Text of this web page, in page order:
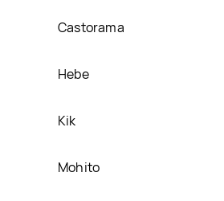
Castorama
Hebe
Kik
Mohito